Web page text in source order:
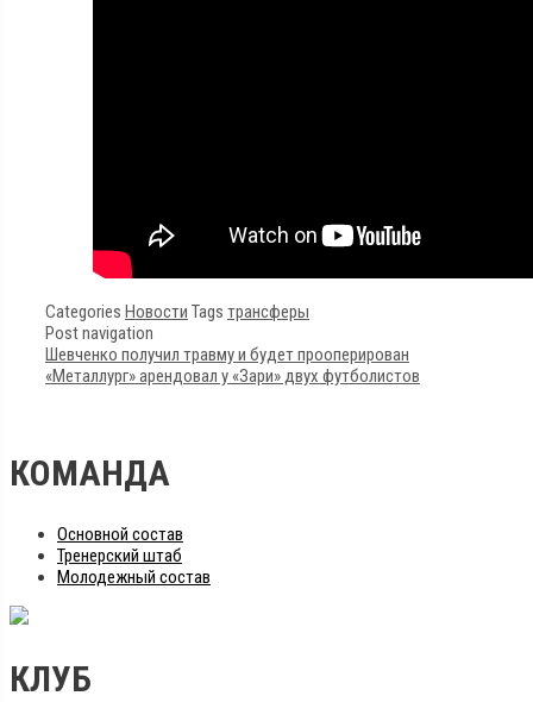
Categories Новости Tags трансферы
Post navigation
Шевченко получил травму и будет прооперирован
«Металлург» арендовал у «Зари» двух футболистов
КОМАНДА
Основной состав
Тренерский штаб
Молодежный состав
КЛУБ